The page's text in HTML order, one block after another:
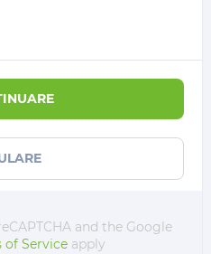
and the Google
of Service apply